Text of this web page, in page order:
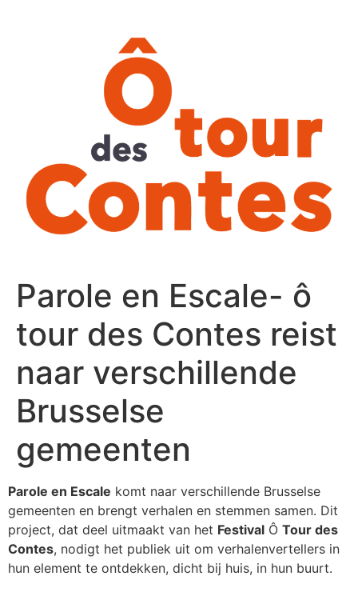
Parole en Escale- ô
tour des Contes reist
naar verschillende
Brusselse
gemeenten
Parole en Escale komt naar verschillende Brusselse
gemeenten en brengt verhalen en stemmen samen. Dit
project, dat deel uitmaakt van het Festival Ô Tour des
Contes, nodigt het publiek uit om verhalenvertellers in
hun element te ontdekken, dicht bij huis, in hun buurt.